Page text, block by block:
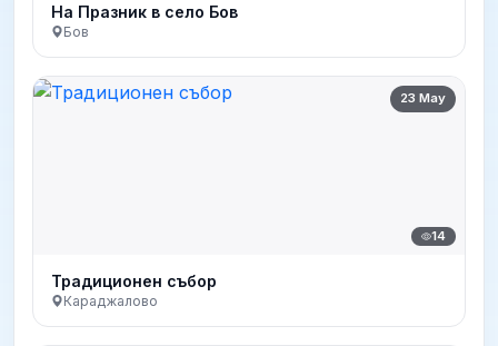
На Празник в село Бов
Бов
23 May
14
Традиционен събор
Караджалово